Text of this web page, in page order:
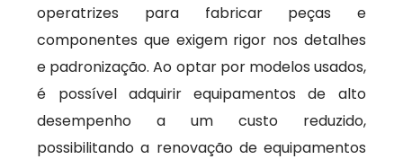
operatrizes para fabricar peças e
componentes que exigem rigor nos detalhes
e padronização. Ao optar por modelos usados,
é possível adquirir equipamentos de alto
desempenho a um custo reduzido,
possibilitando a renovação de equipamentos